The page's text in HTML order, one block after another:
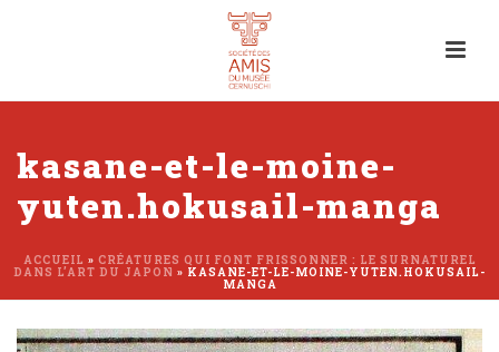
kasane-et-le-moine-
yuten.hokusail-manga
ACCUEIL » CRÉATURES QUI FONT FRISSONNER : LE SURNATUREL
DANS L’ART DU JAPON » KASANE-ET-LE-MOINE-YUTEN.HOKUSAIL-
MANGA